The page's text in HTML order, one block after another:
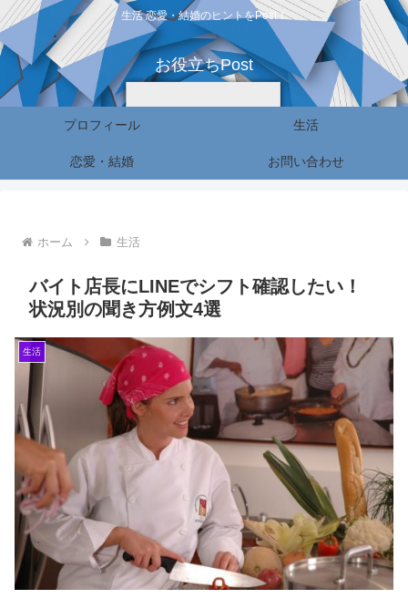
生活 恋愛・結婚のヒントをPost！
お役立ちPost
プロフィール 生活
恋愛・結婚 お問い合わせ
ホーム 生活
バイト店長にLINEでシフト確認したい！
状況別の聞き方例文4選
生活